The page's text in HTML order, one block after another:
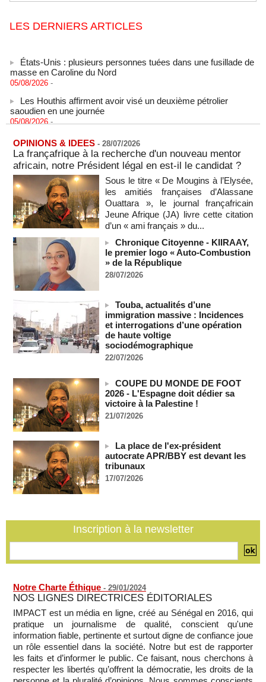
LES DERNIERS ARTICLES
masse en Caroline du Nord
05/08/2026 -
saoudien en une journée
05/08/2026 -
saoudien en une journée
05/08/2026 -
Après la France et Ouattara, comment la CEDEAO sabote la
création d'une monnaie ouest-africaine unique
05/08/2026 -MOMO ALADJI
La Banque mondiale accorde un prêt de 340 milliards de
francs CFA au Sénégal pour divers projets
05/08/2026 -
Election du SG de l’ONU : L'Afrique apparait comme la
région qui affaiblit le principe de rotation régionale (Carlos
Lopez)
05/08/2026 -
gelés pour financer l’Ukraine
05/08/2026
Deux soldats israéliens ont été tués et plusieurs autres
blessés lors d'une explosion dans le sud du Liban
05/08/2026 -
véhicules militaires au Mali
05/08/2026 -
RDC: entre 2000 et 5000 tonnes d'uranium exportées avec
le cobalt vers la Chine en 20 ans, selon une enquête
05/08/2026 -
Le plus vieux président du monde remanie l'armée, son
absence alimentant l'inquiétude
05/08/2026 -
Comment les rebelles font entrer des armes en Centrafrique
Mali: la Cour suprême rejette la demande de libération du
militant Clément Dembélé
OPINIONS & IDEES - 28/07/2026
La françafrique à la recherche d'un nouveau mentor
africain, notre Président légal en est-il le candidat ?
Sous le titre « De Mougins à l’Elysée,
les amitiés françaises d’Alassane
Ouattara », le journal françafricain
Jeune Afrique (JA) livre cette citation
d’un « ami français » du...
Chronique Citoyenne - KIIRAAY,
le premier logo « Auto-Combustion
» de la République
28/07/2026
Touba, actualités d’une
immigration massive : Incidences
et interrogations d’une opération
de haute voltige
sociodémographique
22/07/2026
COUPE DU MONDE DE FOOT
2026 - L'Espagne doit dédier sa
victoire à la Palestine !
21/07/2026
La place de l'ex-président
autocrate APR/BBY est devant les
tribunaux
17/07/2026
Inscription à la newsletter
Notre Charte Éthique - 29/01/2024
NOS LIGNES DIRECTRICES ÉDITORIALES
IMPACT est un média en ligne, créé au Sénégal en 2016, qui
pratique un journalisme de qualité, conscient qu'une
information fiable, pertinente et surtout digne de confiance joue
un rôle essentiel dans la société. Notre but est de rapporter
les faits et d’informer le public. Ce faisant, nous cherchons à
respecter les libertés qu’offrent la démocratie, les droits de la